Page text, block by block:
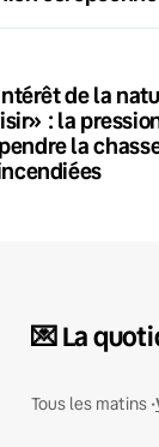
de la
: la
la
💌 La
Tous les matins •